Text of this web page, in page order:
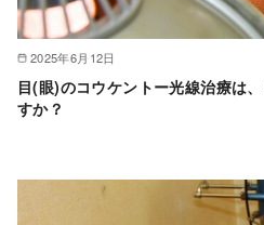
2025年6月12日
目(眼)のコウケントー光線治療は
すか？